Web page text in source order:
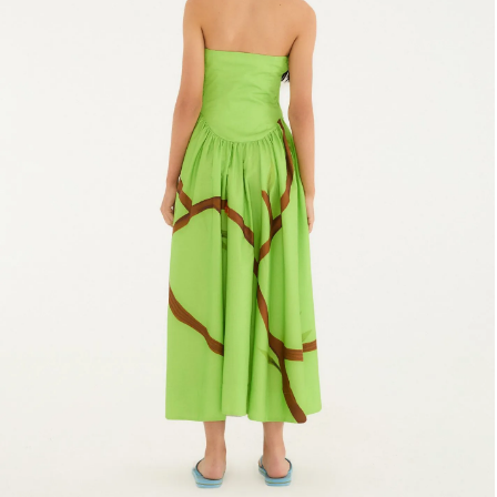
Frescobol
Lancheira
Lenço
Mala
Meia
Necessaire
Óculos de sol